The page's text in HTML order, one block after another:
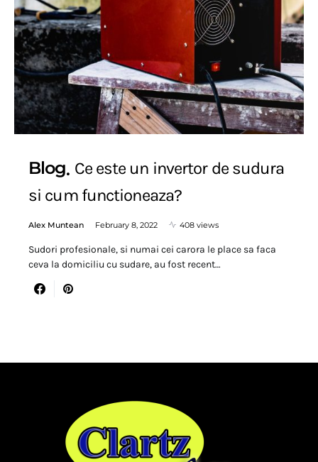
Blog Ce este un invertor de sudura
si cum functioneaza?
Alex Muntean February 8, 2022 408 views
Sudori profesionale, si numai cei carora le place sa faca
ceva la domiciliu cu sudare, au fost recent…